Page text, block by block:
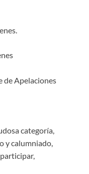
de Apelaciones
categoría,
y calumniado,